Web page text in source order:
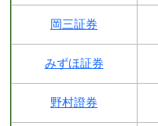
岡三証券
みずほ証券
野村證券